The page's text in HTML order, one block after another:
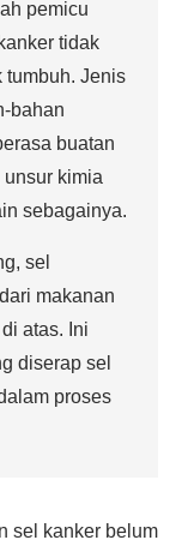
pemicu
tidak
tumbuh. Jenis
bahan
buatan
kimia
sebagainya.
sel
makanan
atas. Ini
diserap sel
proses
sel kanker belum